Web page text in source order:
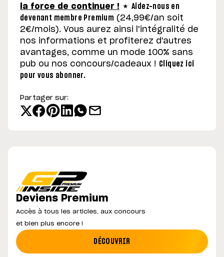
la force de continuer ! ★ Aidez-nous en
devenant membre Premium (24,99€/an soit
2€/mois). Vous aurez ainsi l'intégralité de
nos informations et profiterez d'autres
avantages, comme un mode 100% sans
pub ou nos concours/cadeaux ! Cliquez ici
pour vous abonner.
Partager sur:
Deviens Premium
Accès à tous les articles, aux concours
et bien plus encore !
DÉCOUVRIR